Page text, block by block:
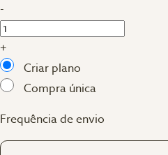
-
+
Criar plano
Compra única
Frequência de envio